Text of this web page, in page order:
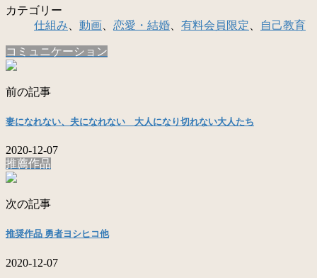
カテゴリー
仕組み
動画 恋愛・結婚 有料会員限定 自己教育
コミュニケーション
前の記事
妻になれない、夫になれない 大人になり切れない大人たち
2020-12-07
推薦作品
次の記事
推奨作品 勇者ヨシヒコ他
2020-12-07